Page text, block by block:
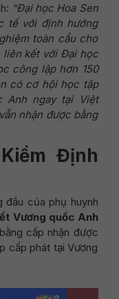
“Đại học Hoa Sen
tế với định hướng
toàn cầu cho
liên kết với Đại học
công lập hơn 150
có cơ hội học tập
Anh ngay tại Việt
nhận được bằng
Định
đầu của phụ huynh
Vương quốc Anh
cấp nhận được
cấp phát tại Vương